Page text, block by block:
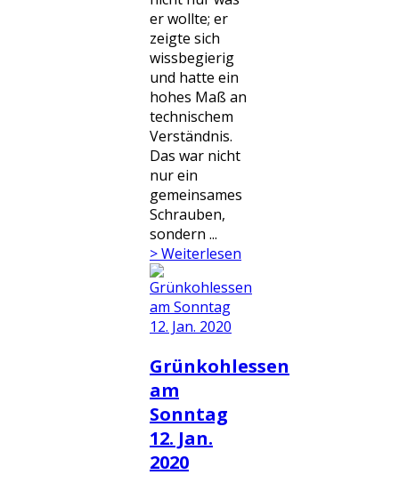
er wollte; er
zeigte sich
wissbegierig
und hatte ein
hohes Maß an
technischem
Verständnis.
Das war nicht
nur ein
gemeinsames
Schrauben,
sondern ...
> Weiterlesen
Grünkohlessen
am
Sonntag
12. Jan.
2020